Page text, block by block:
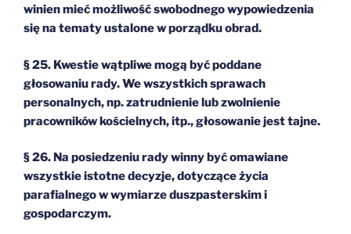
winien mieć możliwość swobodnego wypowiedzenia
się na tematy ustalone w porządku obrad.
§ 25. Kwestie wątpliwe mogą być poddane
głosowaniu rady. We wszystkich sprawach
personalnych, np. zatrudnienie lub zwolnienie
pracowników kościelnych, itp., głosowanie jest tajne.
§ 26. Na posiedzeniu rady winny być omawiane
wszystkie istotne decyzje, dotyczące życia
parafialnego w wymiarze duszpasterskim i
gospodarczym.